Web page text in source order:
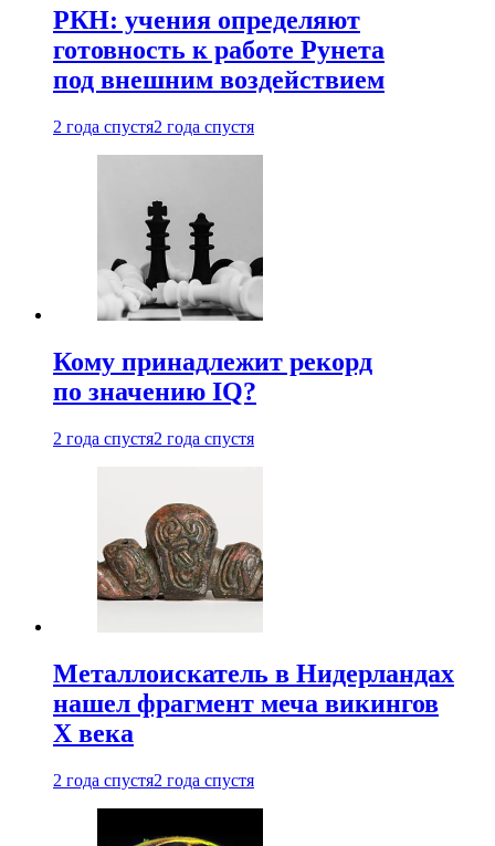
РКН: учения определяют
готовность к работе Рунета
под внешним воздействием
2 года спустя2 года спустя
Кому принадлежит рекорд
по значению IQ?
2 года спустя2 года спустя
Металлоискатель в Нидерландах
нашел фрагмент меча викингов
X века
2 года спустя2 года спустя